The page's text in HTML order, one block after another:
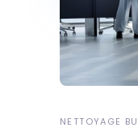
NETTOYAGE